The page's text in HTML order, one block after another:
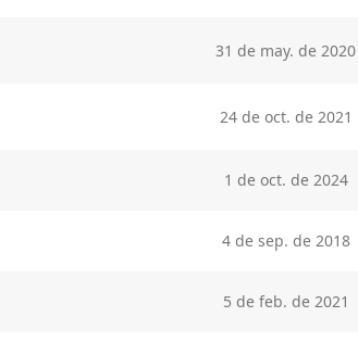
31 de may. de 2020
24 de oct. de 2021
1 de oct. de 2024
4 de sep. de 2018
5 de feb. de 2021